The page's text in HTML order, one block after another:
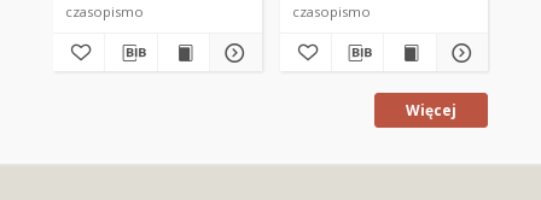
1905 R. 20, nr 4
czasopismo
1905 R. 20, nr 5
czasopismo
Więcej